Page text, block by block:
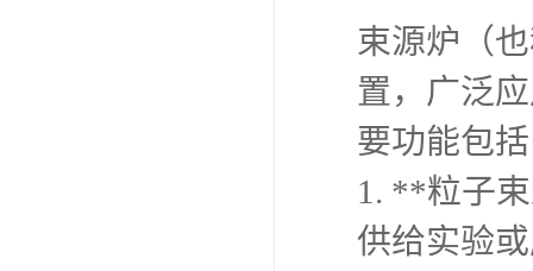
束源炉（
置，广泛
要功能包
1. **粒子
供给实验